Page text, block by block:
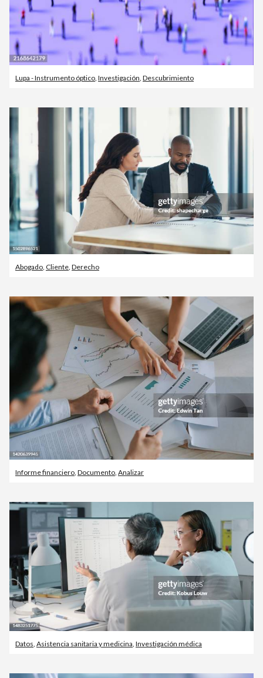
Lupa - Instrumento óptico Investigación Descubrimiento
Abogado, Cliente, Derecho
Informe financiero, Documento, Analizar
Datos Asistencia sanitaria y medicina Investigación médica